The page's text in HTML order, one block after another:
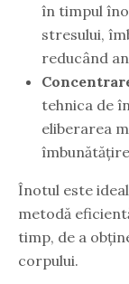
în timpul
stresului,
reducând
tehnica de
eliberarea
Înotul este
metodă
timp, de a
corpului.